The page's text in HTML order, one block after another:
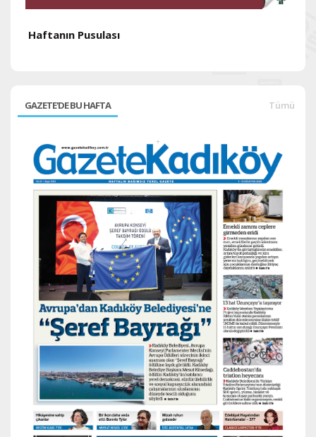
Haftanın Pusulası
GAZETE'DE BU HAFTA Tümü